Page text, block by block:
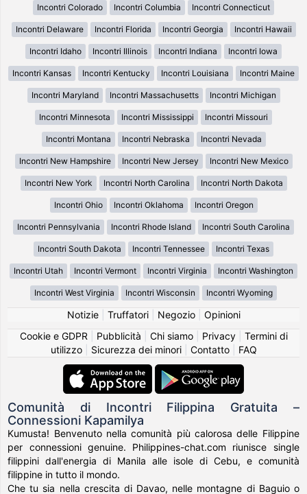
Incontri Colorado Incontri Columbia Incontri Connecticut
Incontri Delaware Incontri Florida Incontri Georgia Incontri Hawaii
Incontri Idaho Incontri Illinois Incontri Indiana Incontri Iowa
Incontri Kansas Incontri Kentucky Incontri Louisiana Incontri Maine
Incontri Maryland Incontri Massachusetts Incontri Michigan
Incontri Minnesota Incontri Mississippi Incontri Missouri
Incontri Montana Incontri Nebraska Incontri Nevada
Incontri New Hampshire Incontri New Jersey Incontri New Mexico
Incontri New York Incontri North Carolina Incontri North Dakota
Incontri Ohio Incontri Oklahoma Incontri Oregon
Incontri Pennsylvania Incontri Rhode Island Incontri South Carolina
Incontri South Dakota Incontri Tennessee Incontri Texas
Incontri Utah Incontri Vermont Incontri Virginia Incontri Washington
Incontri West Virginia Incontri Wisconsin Incontri Wyoming
Notizie| Truffatori| Negozio| Opinioni
Cookie e GDPR
Pubblicità Chi siamo| Privacy| Termini di
utilizzo| Sicurezza dei minori| Contatto| FAQ
Comunità di Incontri Filippina Gratuita –
Connessioni Kapamilya
Kumusta! Benvenuto nella comunità più calorosa delle Filippine
per connessioni genuine. Philippines-chat.com riunisce single
filippini dall'energia di Manila alle isole di Cebu, e comunità
filippine in tutto il mondo.
Che tu sia nella crescita di Davao, nelle montagne di Baguio o